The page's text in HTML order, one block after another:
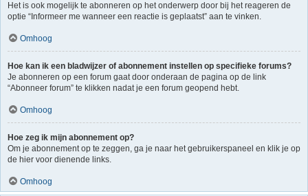
Het is ook mogelijk te abonneren op het onderwerp door bij het reageren de
optie “Informeer me wanneer een reactie is geplaatst” aan te vinken.
Omhoog
Hoe kan ik een bladwijzer of abonnement instellen op specifieke forums?
Je abonneren op een forum gaat door onderaan de pagina op de link
“Abonneer forum” te klikken nadat je een forum geopend hebt.
Omhoog
Hoe zeg ik mijn abonnement op?
Om je abonnement op te zeggen, ga je naar het gebruikerspaneel en klik je op
de hier voor dienende links.
Omhoog